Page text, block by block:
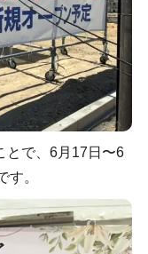
とで、6月17日〜6
す。